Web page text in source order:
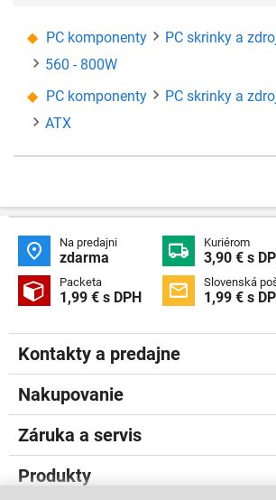
PC komponenty PC skrinky a
560 - 800W
PC komponenty
PC skrinky a
ATX
 Na predajni
zdarma  Kuriérom
3,90 € s
 Packeta
1,99 € s DPH  Slovenská
1,99 € s
Kontakty a predajne
Nakupovanie
Záruka a servis
Produkty